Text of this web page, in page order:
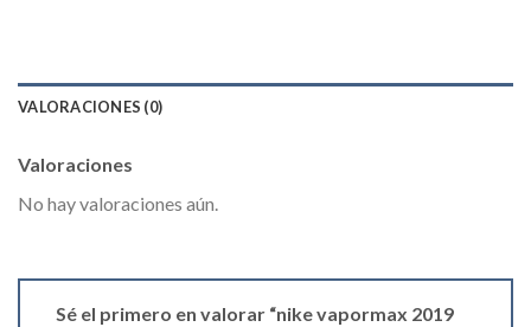
VALORACIONES (0)
Valoraciones
No hay valoraciones aún.
Sé el primero en valorar “nike vapormax 2019